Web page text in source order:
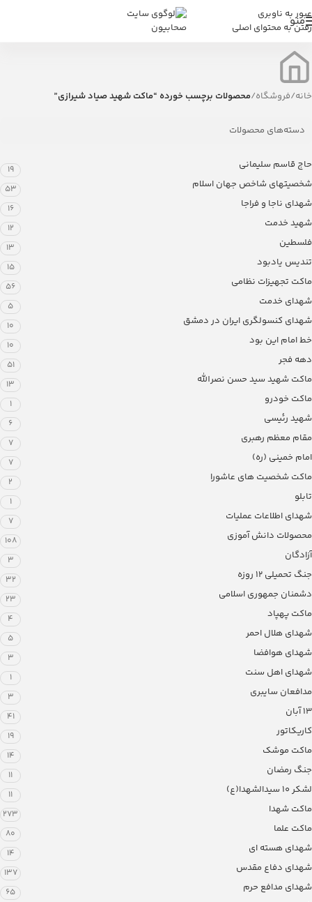
عبور به ناوبری
رفتن به محتوای اصلی
منو
خانه/فروشگاه/محصولات برچسب خورده “ماکت شهید صیاد شیرازی”
دسته‌های محصولات
حاج قاسم سلیمانی 19
شخصیتهای شاخص جهان اسلام 53
شهدای ناجا و فراجا 16
شهید خدمت 12
فلسطین 13
تندیس یادبود 15
ماکت تجهیزات نظامی 56
شهدای خدمت 5
شهدای کنسولگری ایران در دمشق 10
خط امام این بود 10
دهه فجر 51
ماکت شهید سید حسن نصرالله 13
ماکت خودرو 1
شهید رئیسی 6
مقام معظم رهبری 7
امام خمینی (ره) 7
ماکت شخصیت های عاشورا 2
تابلو 1
شهدای اطلاعات عملیات 7
محصولات دانش آموزی 108
آزادگان 3
جنگ تحمیلی 12 روزه 32
دشمنان جمهوری اسلامی 23
ماکت پهپاد 4
شهدای هلال احمر 5
شهدای هوافضا 3
شهدای اهل سنت 1
مدافعان سایبری 3
13 آبان 41
کاریکاتور 19
ماکت موشک 14
جنگ رمضان 11
لشکر ۱۰ سیدالشهدا(ع) 11
ماکت شهدا 273
ماکت علما 80
شهدای هسته ای 14
شهدای دفاع مقدس 137
شهدای مدافع حرم 65